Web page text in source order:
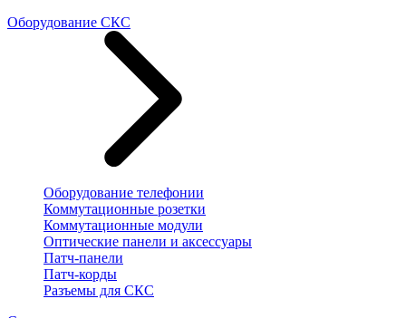
Оборудование СКС
Оборудование телефонии
Коммутационные розетки
Коммутационные модули
Оптические панели и аксессуары
Патч-панели
Патч-корды
Разъемы для СКС